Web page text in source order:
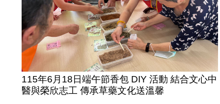
115年6月18日端午節香包 DIY 活動 結合文心中
醫與榮欣志工 傳承草藥文化送溫馨